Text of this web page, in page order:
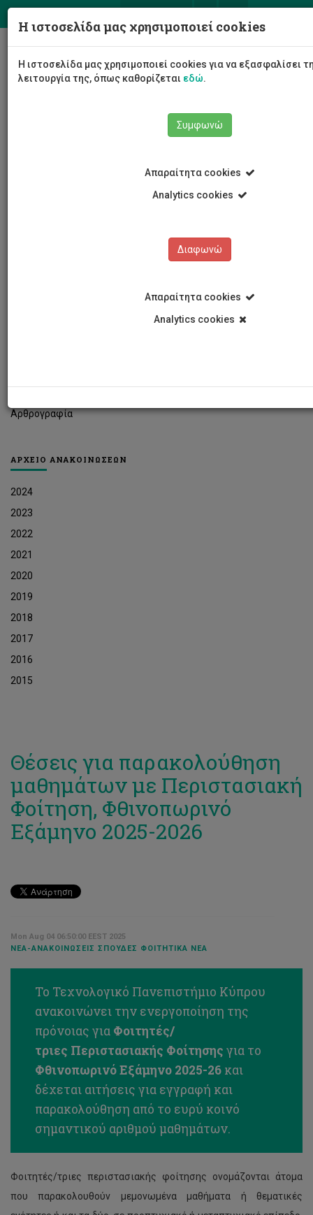
Αρθρογραφία
ΑΡΧΕΙΟ ΑΝΑΚΟΙΝΩΣΕΩΝ
2024
2023
2022
2021
2020
2019
2018
2017
2016
2015
Θέσεις για παρακολούθηση
μαθημάτων με Περιστασιακή
Φοίτηση, Φθινοπωρινό
Εξάμηνο 2025-2026
Mon Aug 04 06:50:00 EEST 2025
ΝΈΑ-ΑΝΑΚΟΙΝΏΣΕΙΣ ΣΠΟΥΔΈΣ ΦΟΙΤΗΤΙΚΆ ΝΈΑ
Το Τεχνολογικό Πανεπιστήμιο Κύπρου
ανακοινώνει την ενεργοποίηση της
πρόνοιας για Φοιτητές/
τριες Περιστασιακής Φοίτησης για το
Φθινοπωρινό Εξάμηνο 2025-26 και
δέχεται αιτήσεις για εγγραφή και
παρακολούθηση από το ευρύ κοινό
σημαντικού αριθμού μαθημάτων.
Φοιτητές/τριες περιστασιακής φοίτησης ονομάζονται άτομα
που παρακολουθούν μεμονωμένα μαθήματα ή θεματικές
Η ιστοσελίδα μας χρησιμοποιεί cookies
Η ιστοσελίδα μας χρησιμοποιεί cookies για να εξασφαλίσει
λειτουργία της, όπως καθορίζεται εδώ.
Συμφωνώ
Απαραίτητα cookies
Analytics cookies
Διαφωνώ
Απαραίτητα cookies
Analytics cookies